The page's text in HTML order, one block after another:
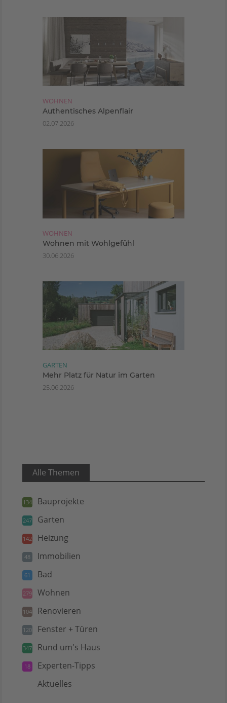
WOHNEN
Authentisches Alpenflair
02.07.2026
WOHNEN
Wohnen mit Wohlgefühl
30.06.2026
GARTEN
Mehr Platz für Natur im Garten
25.06.2026
Alle Themen
134 Bauprojekte
247 Garten
142 Heizung
48 Immobilien
61 Bad
279 Wohnen
104 Renovieren
120 Fenster + Türen
347 Rund um's Haus
18 Experten-Tipps
Aktuelles